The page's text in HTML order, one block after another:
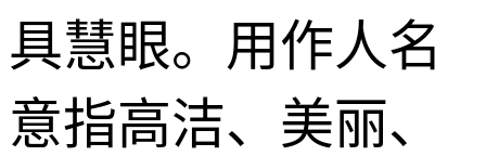
具慧眼。用作人名
意指高洁、美丽、